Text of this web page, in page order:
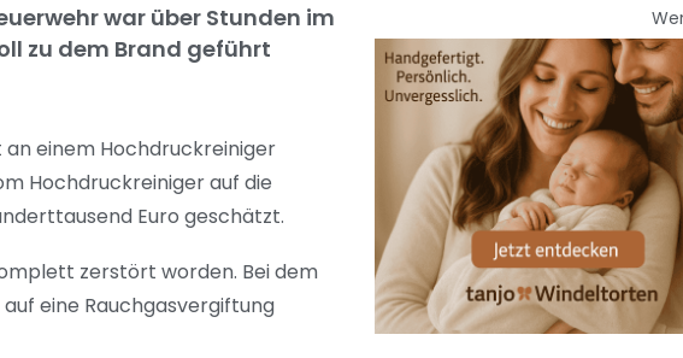
war über Stunden im
zu dem Brand geführt
einem Hochdruckreiniger
Hochdruckreiniger auf die
Euro geschätzt.
zerstört worden. Bei dem
eine Rauchgasvergiftung